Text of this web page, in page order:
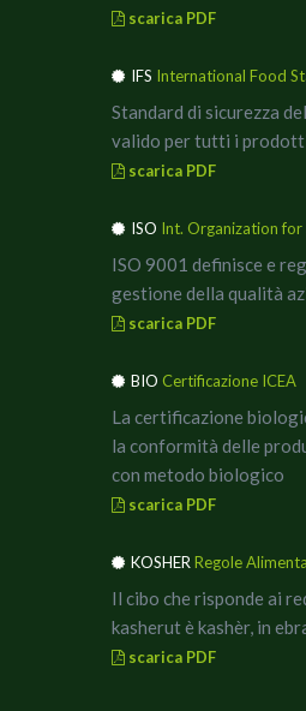
scarica PDF
IFS International Food
Standard di sicurezza
valido per tutti i
scarica PDF
ISO Int. Organization
ISO 9001 definisce e
gestione della qualità
scarica PDF
BIO Certificazione ICEA
La certificazione
la conformità delle
con metodo biologico
scarica PDF
KOSHER Regole
Il cibo che risponde ai
scarica PDF